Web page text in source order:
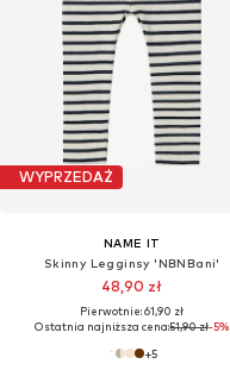
WYPRZEDAŻ
NAME IT
Skinny Legginsy 'NBNBani'
48,90 zł
Pierwotnie: 61,90 zł
Ostatnia najniższa cena:51,90 zł-5%
+5